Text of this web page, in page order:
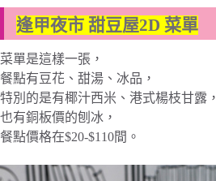
逢甲夜市 甜豆屋2D 菜單
菜單是這樣一張，
餐點有豆花、甜湯、冰品，
特別的是有椰汁西米、港式楊枝甘露，
也有銅板價的刨冰，
餐點價格在$20-$110間。